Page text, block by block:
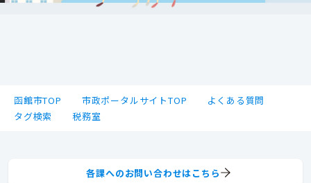
函館市TOP 市政ポータルサイトTOP
よくある質問
タグ検索
税務室
各課へのお問い合わせはこちら